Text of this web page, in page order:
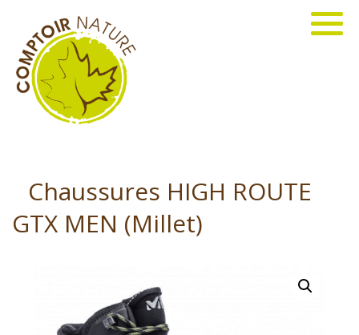
Chaussures HIGH ROUTE
GTX MEN (Millet)